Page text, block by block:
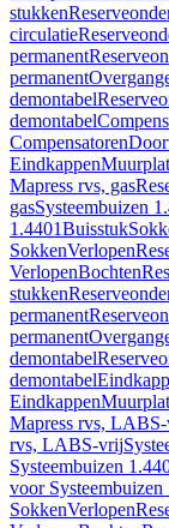
stukken
circulatie
permanent
permanent
demontabel
demontabel
Compensatoren
Eindkappen
Mapress rvs, gas
gasSysteembuizen
1.4401Buisstuk
SokkenVerlopen
VerlopenBochten
stukken
permanent
permanent
demontabel
demontabel
Eindkappen
Mapress rvs,
rvs, LABS-vrij
Systeembuizen
voor Systeembuizen
SokkenVerlopen